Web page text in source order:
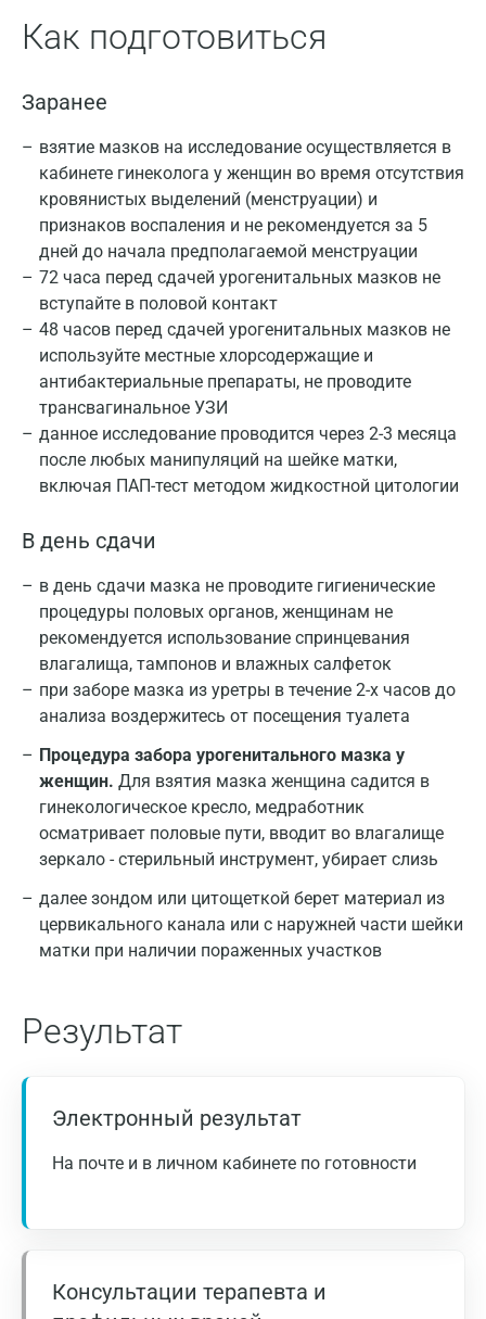
Как подготовиться
Заранее
взятие мазков на исследование осуществляется в
кабинете гинеколога у женщин во время отсутствия
кровянистых выделений (менструации) и
признаков воспаления и не рекомендуется за 5
дней до начала предполагаемой менструации
72 часа перед сдачей урогенитальных мазков не
вступайте в половой контакт
48 часов перед сдачей урогенитальных мазков не
используйте местные хлорсодержащие и
антибактериальные препараты, не проводите
трансвагинальное УЗИ
данное исследование проводится через 2-3 месяца
после любых манипуляций на шейке матки,
включая ПАП-тест методом жидкостной цитологии
В день сдачи
в день сдачи мазка не проводите гигиенические
процедуры половых органов, женщинам не
рекомендуется использование спринцевания
влагалища, тампонов и влажных салфеток
при заборе мазка из уретры в течение 2-х часов до
анализа воздержитесь от посещения туалета
Процедура забора урогенитального мазка у
женщин. Для взятия мазка женщина садится в
гинекологическое кресло, медработник
осматривает половые пути, вводит во влагалище
зеркало - стерильный инструмент, убирает слизь
далее зондом или цитощеткой берет материал из
цервикального канала или с наружней части шейки
матки при наличии пораженных участков
Результат
Электронный результат
На почте и в личном кабинете по готовности
Консультации терапевта и